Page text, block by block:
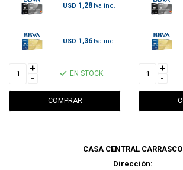
USD 1,28
USD 1,36
+
-
EN STOCK
+
-
CASA CENTRAL CARRASCO
Dirección: